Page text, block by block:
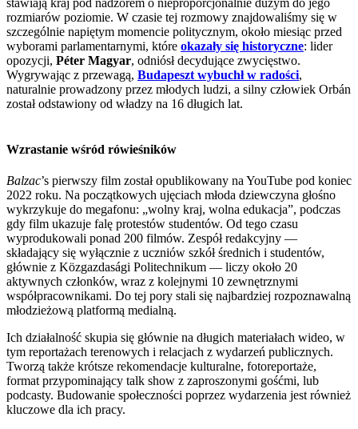
rozmiarów poziomie. W czasie tej rozmowy znajdowaliśmy się w
szczególnie napiętym momencie politycznym, około miesiąc przed
wyborami parlamentarnymi, które okazały się historyczne: lider
opozycji, Péter Magyar, odniósł decydujące zwycięstwo.
Wygrywając z przewagą, Budapeszt wybuchł w radości,
naturalnie prowadzony przez młodych ludzi, a silny człowiek Orbán
został odstawiony od władzy na 16 długich lat.
Wzrastanie wśród rówieśników
Balzac’s pierwszy film został opublikowany na YouTube pod koniec
2022 roku. Na początkowych ujęciach młoda dziewczyna głośno
wykrzykuje do megafonu: „wolny kraj, wolna edukacja”, podczas
gdy film ukazuje falę protestów studentów. Od tego czasu
wyprodukowali ponad 200 filmów. Zespół redakcyjny —
składający się wyłącznie z uczniów szkół średnich i studentów,
głównie z Közgazdasági Politechnikum — liczy około 20
aktywnych członków, wraz z kolejnymi 10 zewnętrznymi
współpracownikami. Do tej pory stali się najbardziej rozpoznawalną
młodzieżową platformą medialną.
Ich działalność skupia się głównie na długich materiałach wideo, w
tym reportażach terenowych i relacjach z wydarzeń publicznych.
Tworzą także krótsze rekomendacje kulturalne, fotoreportaże,
format przypominający talk show z zaproszonymi gośćmi, lub
podcasty. Budowanie społeczności poprzez wydarzenia jest również
kluczowe dla ich pracy.